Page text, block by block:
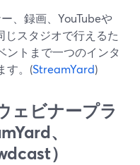
、録画、YouTubeや
スタジオで行えるた
ントまで一つのインタ
す。(StreamYard)
ェビナープラ
、
）